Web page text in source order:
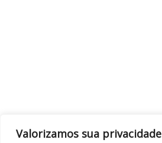
Valorizamos sua privacidade